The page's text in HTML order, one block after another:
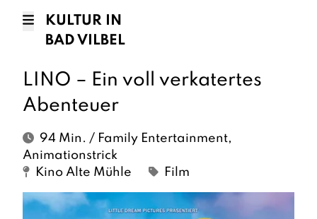
KULTUR IN
BAD VILBEL
LINO – Ein voll verkatertes
Abenteuer
94 Min. / Family Entertainment,
Animationstrick
Kino Alte Mühle
Film